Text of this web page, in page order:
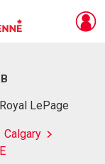
LePage
Calgary